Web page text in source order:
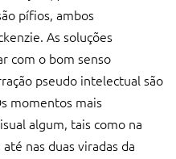
pífios, ambos
As soluções
com o bom senso
pseudo intelectual são
momentos mais
algum, tais como na
nas duas viradas da